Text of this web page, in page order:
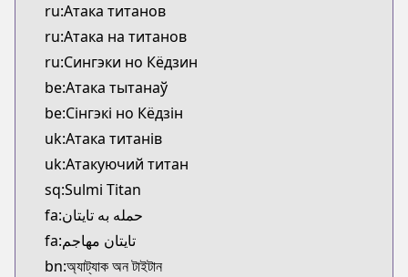
ru:Атака титанов
ru:Атака на титанов
ru:Сингэки но Кёдзин
be:Атака тытанаў
be:Сінгэкі но Кёдзін
uk:Атака титанів
uk:Атакуючий титан
sq:Sulmi Titan
fa:حمله به تایتان
fa:تایتان مهاجم
bn:অ্যাট্যাক অন টাইটান